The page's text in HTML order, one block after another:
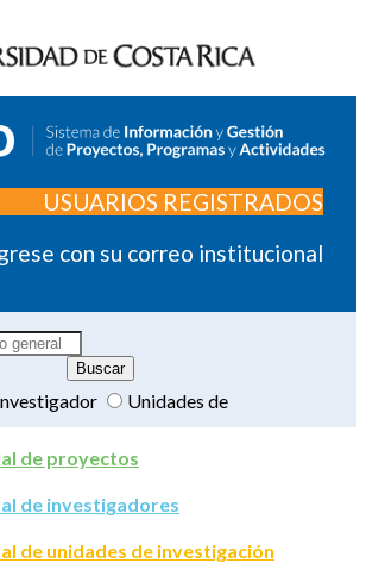
USUARIOS REGISTRADOS
con su correo institucional
Unidades de
de proyectos
de investigadores
de unidades de investigación